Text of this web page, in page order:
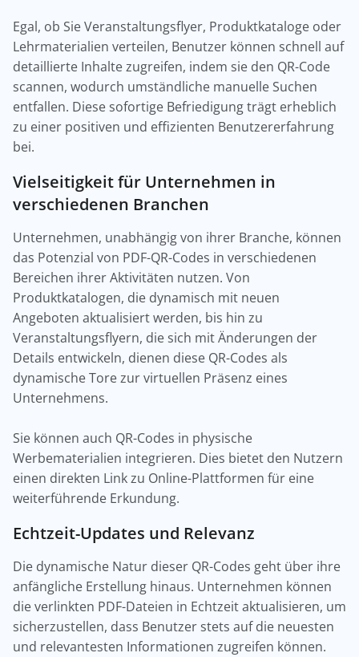
Egal, ob Sie Veranstaltungsflyer, Produktkataloge oder
Lehrmaterialien verteilen, Benutzer können schnell auf
detaillierte Inhalte zugreifen, indem sie den QR-Code
scannen, wodurch umständliche manuelle Suchen
entfallen. Diese sofortige Befriedigung trägt erheblich
zu einer positiven und effizienten Benutzererfahrung
bei.
Vielseitigkeit für Unternehmen in
verschiedenen Branchen
Unternehmen, unabhängig von ihrer Branche, können
das Potenzial von PDF-QR-Codes in verschiedenen
Bereichen ihrer Aktivitäten nutzen. Von
Produktkatalogen, die dynamisch mit neuen
Angeboten aktualisiert werden, bis hin zu
Veranstaltungsflyern, die sich mit Änderungen der
Details entwickeln, dienen diese QR-Codes als
dynamische Tore zur virtuellen Präsenz eines
Unternehmens.
Sie können auch QR-Codes in physische
Werbematerialien integrieren. Dies bietet den Nutzern
einen direkten Link zu Online-Plattformen für eine
weiterführende Erkundung.
Echtzeit-Updates und Relevanz
Die dynamische Natur dieser QR-Codes geht über ihre
anfängliche Erstellung hinaus. Unternehmen können
die verlinkten PDF-Dateien in Echtzeit aktualisieren, um
sicherzustellen, dass Benutzer stets auf die neuesten
und relevantesten Informationen zugreifen können.